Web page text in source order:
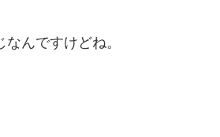
んですけどね。